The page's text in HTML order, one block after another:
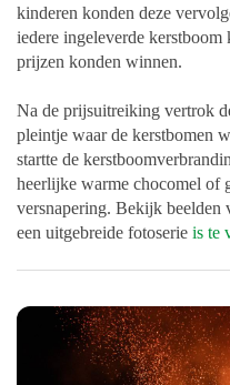
kinderen konden deze
iedere ingeleverde kerstboom
prijzen konden winnen.
Na de prijsuitreiking vertrok
pleintje waar de kerstbomen
startte de
heerlijke warme chocomel of
versnapering. Bekijk beelden
een uitgebreide fotoserie is te